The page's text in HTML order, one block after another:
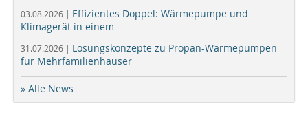
03.08.2026 | Effizientes Doppel: Wärmepumpe und
Klimagerät in einem
31.07.2026 | Lösungskonzepte zu Propan-Wärmepumpen
für Mehrfamilienhäuser
» Alle News